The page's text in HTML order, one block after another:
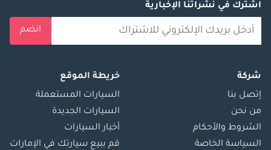
اشترك في نشراتنا الإخبارية
انضم
شركة
إتصل بنا
من نحن
الشروط والأحكام
السياسة الخاصة
خريطة الموقع
السيارات المستعملة
السيارات الجديدة
أخبار السيارات
قم ببيع سيارتك في الإمارات